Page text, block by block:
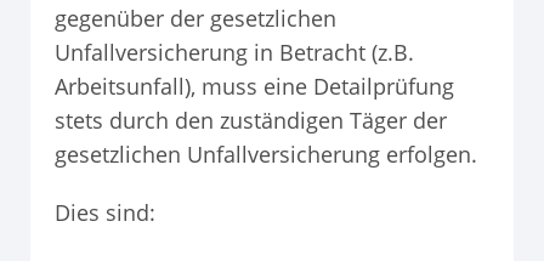
gegenüber der gesetzlichen
Unfallversicherung in Betracht (z.B.
Arbeitsunfall), muss eine Detailprüfung
stets durch den zuständigen Täger der
gesetzlichen Unfallversicherung erfolgen.
Dies sind: